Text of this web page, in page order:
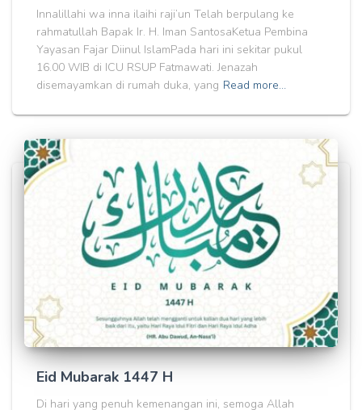
Innalillahi wa inna ilaihi raji’un Telah berpulang ke
rahmatullah Bapak Ir. H. Iman SantosaKetua Pembina
Yayasan Fajar Diinul IslamPada hari ini sekitar pukul
16.00 WIB di ICU RSUP Fatmawati. Jenazah
disemayamkan di rumah duka, yang Read more…
Eid Mubarak 1447 H
Di hari yang penuh kemenangan ini, semoga Allah